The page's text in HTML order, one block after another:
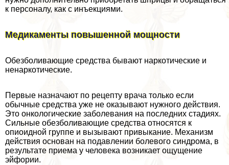
к персоналу, как с инъекциями.
Медикаменты повышенной мощности
Обезболивающие средства бывают наркотические и
ненаркотические.
Первые назначают по рецепту врача только если
обычные средства уже не оказывают нужного действия.
Это oнкoлoгические заболевания на последних стадиях.
Сильные обезболивающие средства относятся к
опиоидной группе и вызывают привыкание. Механизм
действия основан на подавлении болевого синдрома, в
результате приема у человека возникает ощущение
эйфории.